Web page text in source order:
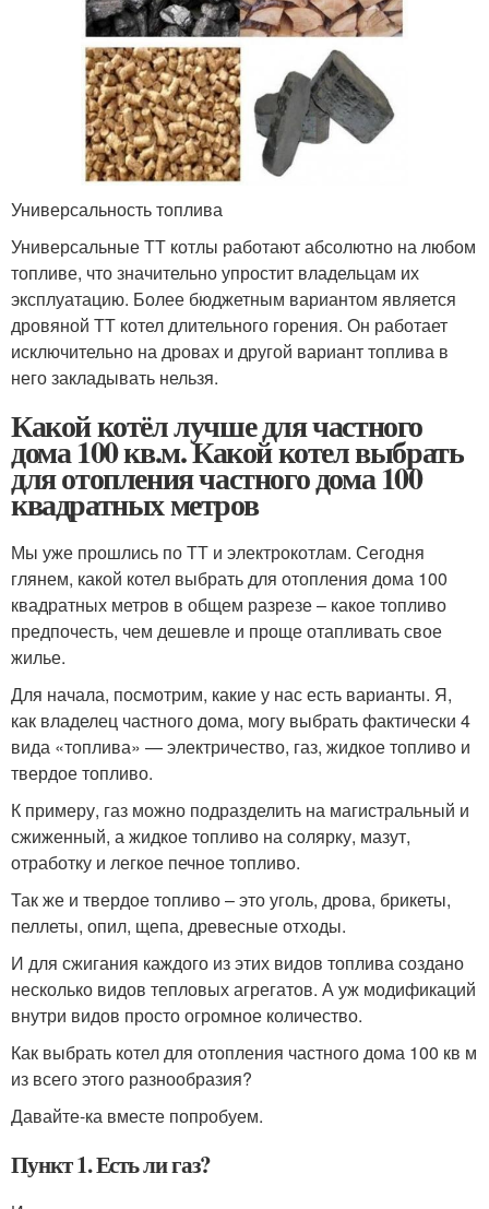
Универсальность топлива
Универсальные ТТ котлы работают абсолютно на любом
топливе, что значительно упростит владельцам их
эксплуатацию. Более бюджетным вариантом является
дровяной ТТ котел длительного горения. Он работает
исключительно на дровах и другой вариант топлива в
него закладывать нельзя.
Какой котёл лучше для частного
дома 100 кв.м. Какой котел выбрать
для отопления частного дома 100
квадратных метров
Мы уже прошлись по ТТ и электрокотлам. Сегодня
глянем, какой котел выбрать для отопления дома 100
квадратных метров в общем разрезе – какое топливо
предпочесть, чем дешевле и проще отапливать свое
жилье.
Для начала, посмотрим, какие у нас есть варианты. Я,
как владелец частного дома, могу выбрать фактически 4
вида «топлива» — электричество, газ, жидкое топливо и
твердое топливо.
К примеру, газ можно подразделить на магистральный и
сжиженный, а жидкое топливо на солярку, мазут,
отработку и легкое печное топливо.
Так же и твердое топливо – это уголь, дрова, брикеты,
пеллеты, опил, щепа, древесные отходы.
И для сжигания каждого из этих видов топлива создано
несколько видов тепловых агрегатов. А уж модификаций
внутри видов просто огромное количество.
Как выбрать котел для отопления частного дома 100 кв м
из всего этого разнообразия?
Давайте-ка вместе попробуем.
Пункт 1. Есть ли газ?